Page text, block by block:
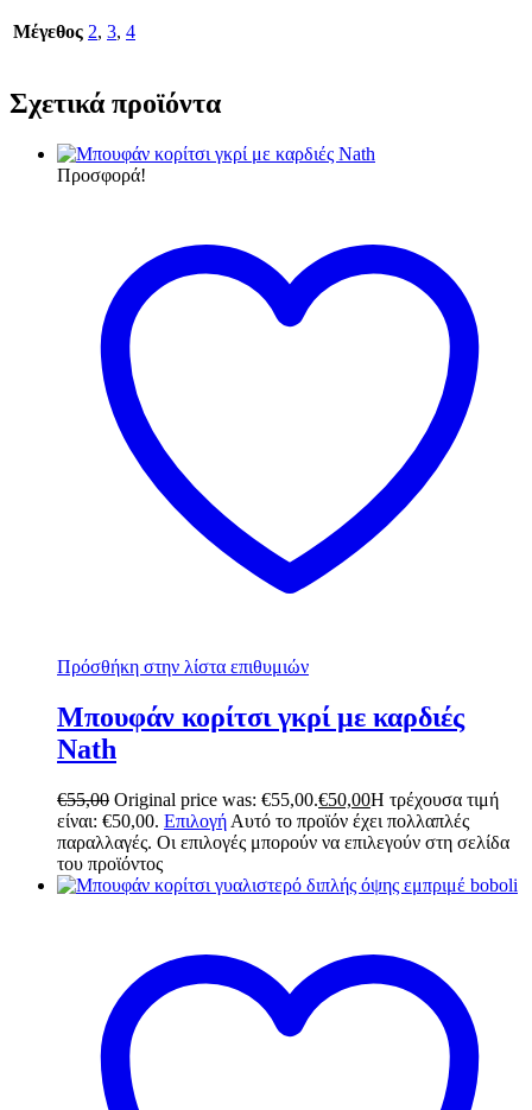
Μέγεθος 2, 3, 4
Σχετικά προϊόντα
Προσφορά!
Πρόσθήκη στην λίστα επιθυμιών
Mπουφάν κορίτσι γκρί με καρδιές
Nath
€55,00 Original price was: €55,00.€50,00Η τρέχουσα τιμή
είναι: €50,00. Επιλογή Αυτό το προϊόν έχει πολλαπλές
παραλλαγές. Οι επιλογές μπορούν να επιλεγούν στη σελίδα
του προϊόντος